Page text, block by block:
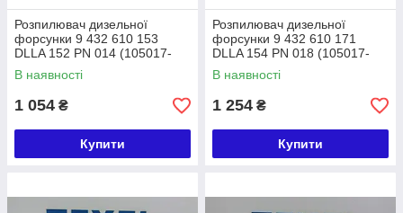
Розпилювач дизельної
форсунки 9 432 610 153
DLLA 152 PN 014 (105017-
0140) ZEXEL KOMATSU
В наявності
1 054 ₴
Купити
Розпилювач дизельної
форсунки 9 432 610 171
DLLA 154 PN 018 (105017-
0181) ZEXEL ISUZU
В наявності
1 254 ₴
Купити